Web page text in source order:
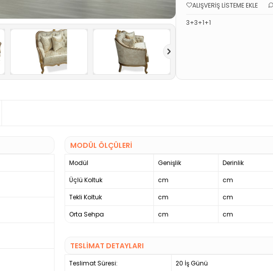
ALIŞVERIŞ LISTEME EKLE
3+3+1+1
MODÜL ÖLÇÜLERİ
Modül Genişlik Derinlik
Üçlü Koltuk
cm cm
Tekli Koltuk
cm cm
Orta Sehpa
cm cm
TESLİMAT DETAYLARI
Teslimat Süresi:
20 İş Günü